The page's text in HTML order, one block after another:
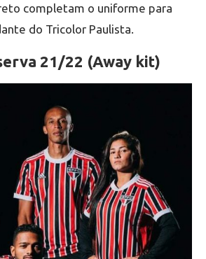
completam o uniforme para
do Tricolor Paulista.
21/22 (Away kit)